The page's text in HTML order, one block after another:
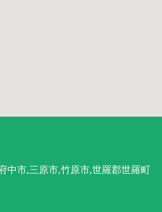
中市,三原市,竹原市,世羅郡世羅町